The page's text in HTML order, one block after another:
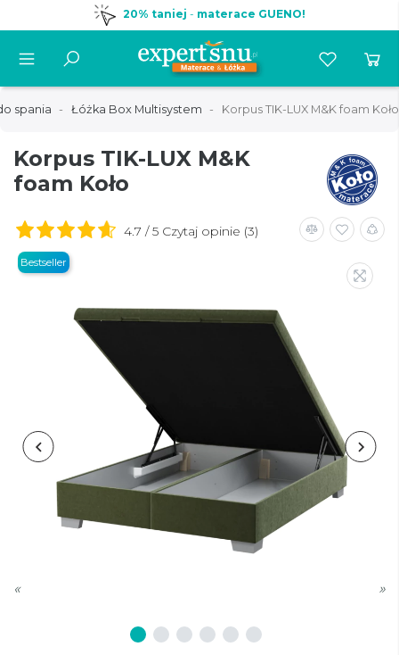
20% taniej - materace GUENO!
spania Łóżka Box Multisystem Korpus TIK-LUX M&K foam Koło
Korpus TIK-LUX M&K
foam Koło
4.7 / 5 Czytaj opinie (3)
Bestseller
« »